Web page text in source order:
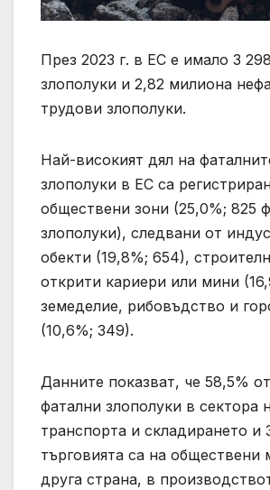
През 2023 г. в ЕС е имало 3
злополуки и 2,82 милиона
трудови злополуки.
Най-високият дял на
злополуки в ЕС са
обществени зони (25,0%; 825
злополуки), следвани от
обекти (19,8%; 654),
открити кариери или мини
земеделие, рибовъдство и
(10,6%; 349).
Данните показват, че 58,5%
фатални злополуки в сектора
транспорта и складирането и
търговията са на обществени
друга страна, в